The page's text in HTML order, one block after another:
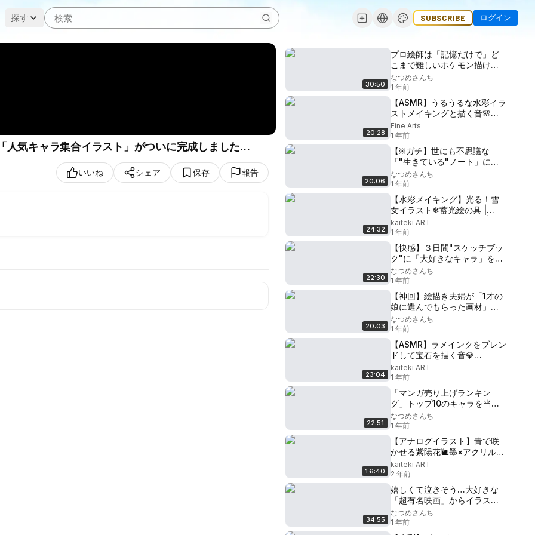
探す SUBSCRIBE ログイン
人気キャラ集合イラスト」がついに完成しました…
いいね シェア 保存 報告
30:50
プロ絵師は「記憶だけで」ど
こまで難しいポケモン描ける
の？？？【レベル100チャレン
ジ】
なつめさんち
1 年前
20:28
【ASMR】うるうるな水彩イラ
ストメイキングと描く音🌸
Watercolor Painting, Water
Fine Arts
1 年前
20:06
【※ガチ】世にも不思議な
「"生きている"ノート」にお
絵描きしたら、ヤバすぎまし
た…
なつめさんち
1 年前
24:32
【水彩メイキング】光る！雪
女イラスト❄蓄光絵の具 |
Watercolor illustration | 🎨
Japanese Yokai, Yuki
Onna, Luminescence
Paints
kaiteki ART
1 年前
22:30
【快感】３日間"スケッチブッ
ク"に「大好きなキャラ」を描
きまくったら最高の時間にな
りました…
なつめさんち
1 年前
20:03
【神回】絵描き夫婦が「1才の
娘に選んでもらった画材」だ
けで絵を描いて、娘にプレゼ
ントしたら最高に幸せな気持
ちになりました…
なつめさんち
1 年前
23:04
【ASMR】ラメインクをブレン
ドして宝石を描く音💎
SOUND of Drawing with
glass pen & Mixing glitter
inks✨
kaiteki ART
1 年前
22:51
「マンガ売り上げランキン
グ」トップ10のキャラを当て
て"描き切る"まで終われませ
ん…
なつめさんち
1 年前
16:40
【アナログイラスト】青で咲
かせる紫陽花🐌墨×アクリルガ
ッシュ Illustration drawn
with blue ink and acrylic
gouache, hydrangea
kaiteki ART
2 年前
34:55
嬉しくて泣きそう…大好きな
「超有名映画」からイラスト
の依頼をいただきました…
なつめさんち
1 年前